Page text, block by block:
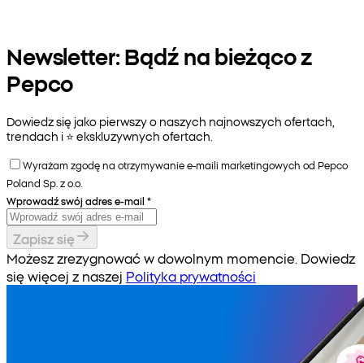
Newsletter: Bądź na bieżąco z
Pepco
Dowiedz się jako pierwszy o naszych najnowszych ofertach,
trendach i ⭐️ ekskluzywnych ofertach.
Wyrażam zgodę na otrzymywanie e-maili marketingowych od Pepco
Poland Sp. z o.o.
Wprowadź swój adres e-mail *
Zapisz się
Możesz zrezygnować w dowolnym momencie. Dowiedz
się więcej z naszej Polityka prywatności